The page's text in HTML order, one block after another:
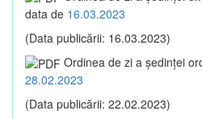
data de 16.03.2023
(Data publicării: 16.03.2023)
Ordinea de zi a şedinţei
28.02.2023
(Data publicării: 22.02.2023)